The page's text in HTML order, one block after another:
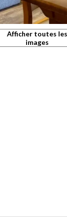
Afficher toutes les
images